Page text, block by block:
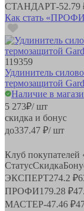
СТАНДАРТ-52.79
Как стать
119359
Удлинитель
термозащитой
Наличие в
5 273₽/ шт
скидка и бонус
до337.47 ₽/ шт
Клуб
СтатусСкидка
ЭКСПЕРТ274.2 ₽
ПРОФИ179.28 ₽
МАСТЕР-47.46 ₽